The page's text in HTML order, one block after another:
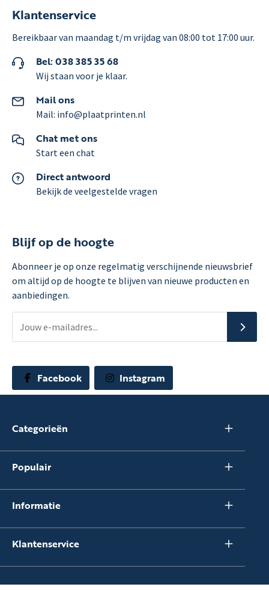
Klantenservice
Bereikbaar van maandag t/m vrijdag van 08:00 tot 17:00 uur.
Bel: 038 385 35 68
Wij staan voor je klaar.
Mail ons
Mail: info@plaatprinten.nl
Chat met ons
Start een chat
Direct antwoord
Bekijk de veelgestelde vragen
Blijf op de hoogte
Abonneer je op onze regelmatig verschijnende nieuwsbrief
om altijd op de hoogte te blijven van nieuwe producten en
aanbiedingen.
Facebook Instagram
Categorieën
Populair
Informatie
Klantenservice